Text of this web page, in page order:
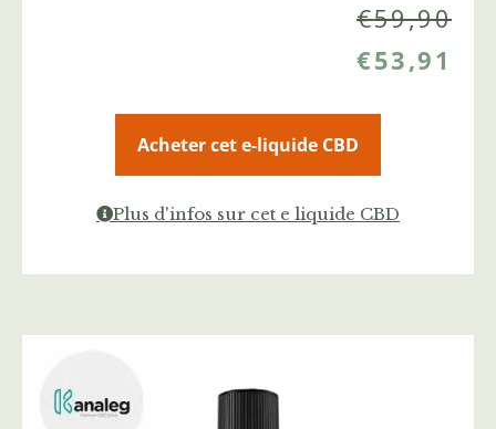
€59,90
€53,91
Acheter cet e-liquide CBD
Plus d'infos sur cet e liquide CBD